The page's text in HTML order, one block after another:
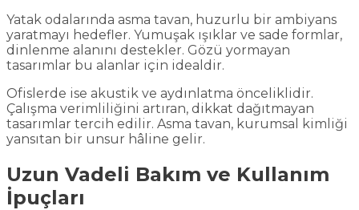
Yatak odalarında asma tavan, huzurlu bir ambiyans
yaratmayı hedefler. Yumuşak ışıklar ve sade formlar,
dinlenme alanını destekler. Gözü yormayan
tasarımlar bu alanlar için idealdir.
Ofislerde ise akustik ve aydınlatma önceliklidir.
Çalışma verimliliğini artıran, dikkat dağıtmayan
tasarımlar tercih edilir. Asma tavan, kurumsal kimliği
yansıtan bir unsur hâline gelir.
Uzun Vadeli Bakım ve Kullanım
İpuçları